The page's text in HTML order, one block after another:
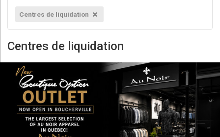
Centres de liquidation
Centres de liquidation